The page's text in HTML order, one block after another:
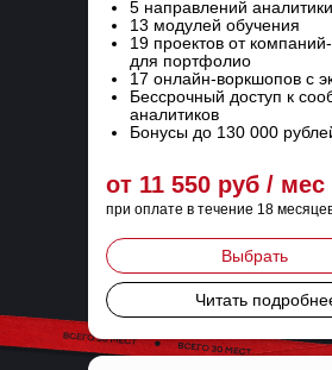
при оплате в течение 18
от 11 550 руб / мес
5 направлений аналитики
13 модулей обучения
19 проектов от
для портфолио
17 онлайн-воркшопов с
Бессрочный доступ к
аналитиков
Бонусы до 130 000
Выбрать
Читать